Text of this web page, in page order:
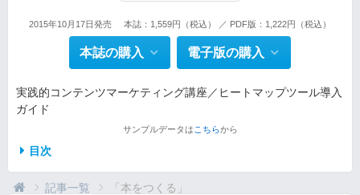
2015年10月17日発売 本誌：1,559円（税込） ／ PDF版：1,222円（税込）
本誌の購入 電子版の購入
実践的コンテンツマーケティング講座／ヒートマップツール導入
ガイド
サンプルデータは こちらから
目次
記事一覧 「本をつくる」